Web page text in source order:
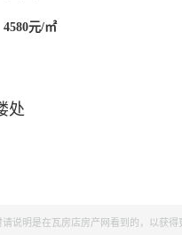
元/㎡
处
说明是在瓦房店房产网看到的，以获得